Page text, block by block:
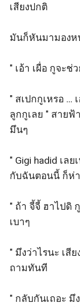
เสียงปกติ
มันก็หันมามอง
" เอ้า เผื่อ กูจะ
" สเปกกูเหรอ ...
ลูกกูเลย " สายฟ้
มึนๆ
" Gigi hadid เล
กับฉันตอนนี้ ก็ห่
" ถ้า จี้จี้ ฮาไปดิ
เบาๆ
" มึงว่าไรนะ เสี
ถามทันที
" กลับกันเถอะ มึ